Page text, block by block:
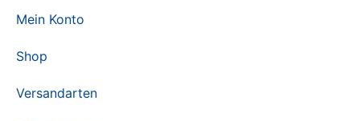
Mein Konto
Shop
Versandarten